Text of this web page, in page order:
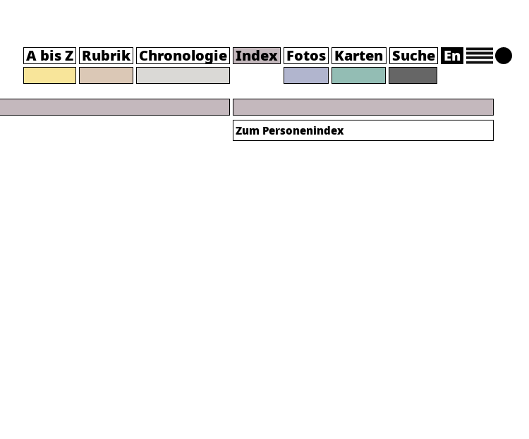
A bis Z Rubrik Chronologie Index Fotos Karten Suche En
Zum Personenindex